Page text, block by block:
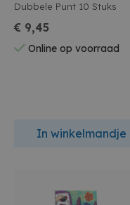
Dubbele Punt 10 Stuks
€ 9,45
Online op voorraad
In winkelmandje